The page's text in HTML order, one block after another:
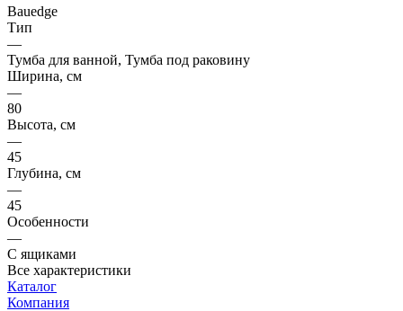
Bauedge
Тип
—
Тумба для ванной, Тумба под раковину
Ширина, см
—
80
Высота, см
—
45
Глубина, см
—
45
Особенности
—
С ящиками
Все характеристики
Каталог
Компания